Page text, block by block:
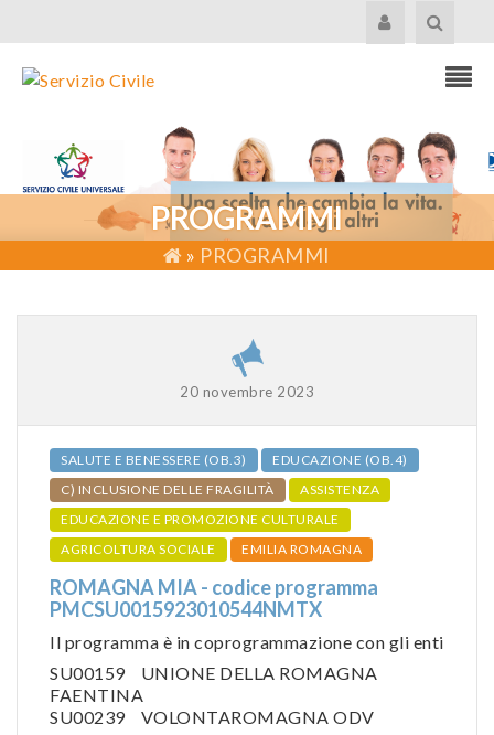
PROGRAMMI
» PROGRAMMI
20 novembre 2023
SALUTE E BENESSERE (OB.3)
EDUCAZIONE (OB.4)
C) INCLUSIONE DELLE FRAGILITÀ
ASSISTENZA
EDUCAZIONE E PROMOZIONE CULTURALE
AGRICOLTURA SOCIALE
EMILIA ROMAGNA
ROMAGNA MIA - codice programma
PMCSU0015923010544NMTX
Il programma è in coprogrammazione con gli enti
SU00159 UNIONE DELLA ROMAGNA
FAENTINA
SU00239 VOLONTAROMAGNA ODV